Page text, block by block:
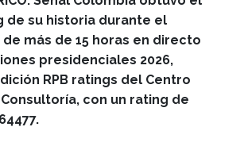
de su historia durante el
más de 15 horas en directo
presidenciales 2026,
RPB ratings del Centro
con un rating de